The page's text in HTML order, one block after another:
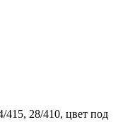
28/410, цвет под